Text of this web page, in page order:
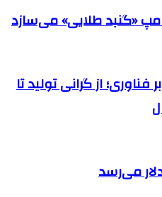
«گنبد طلایی» می‌سازد
فناوری؛ از گرانی تولید تا